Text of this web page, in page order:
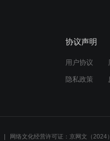
协议声明
用户协议
隐私政策
网络文化经营许可证：京网文（2024